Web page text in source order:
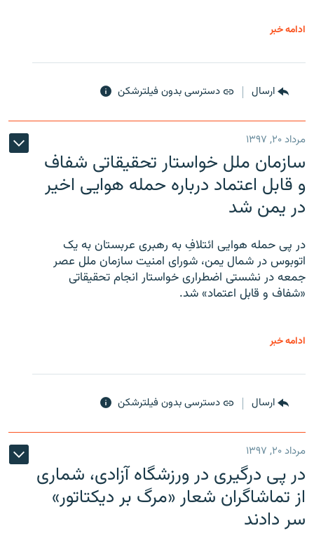
ادامه خبر
ارسال دسترسی بدون فیلترشکن
مرداد ۲۰, ۱۳۹۷
سازمان ملل خواستار تحقیقاتی شفاف
و قابل اعتماد درباره حمله هوایی اخیر
در یمن شد
در پی حمله هوایی ائتلافِ به رهبری عربستان به یک
اتوبوس در شمال یمن، شورای امنیت سازمان ملل عصر
جمعه در نشستی اضطراری خواستار انجام تحقیقاتی
«شفاف و قابل اعتماد» شد.
ادامه خبر
ارسال دسترسی بدون فیلترشکن
مرداد ۲۰, ۱۳۹۷
در پی درگیری در ورزشگاه آزادی، شماری
از تماشاگران شعار «مرگ بر دیکتاتور»
سر دادند